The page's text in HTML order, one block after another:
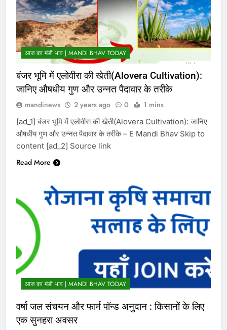
आज का मंडी भाव | MANDI BHAV TODAY
बंजर भूमि में एलोवीरा की खेती(Alovera Cultivation):
जानिए औषधीय गुण और उन्नत पैदावार के तरीके
mandinews 2 years ago 0 1 mins
[ad_1] बंजर भूमि में एलोवीरा की खेती(Alovera Cultivation): जानिए
औषधीय गुण और उन्नत पैदावार के तरीके – E Mandi Bhav Skip to
content [ad_2] Source link
Read More
आज का मंडी भाव | MANDI BHAV TODAY
वर्षा जल संचयन और फार्म पॉन्ड अनुदान : किसानों के लिए
एक सुनहरा अवसर